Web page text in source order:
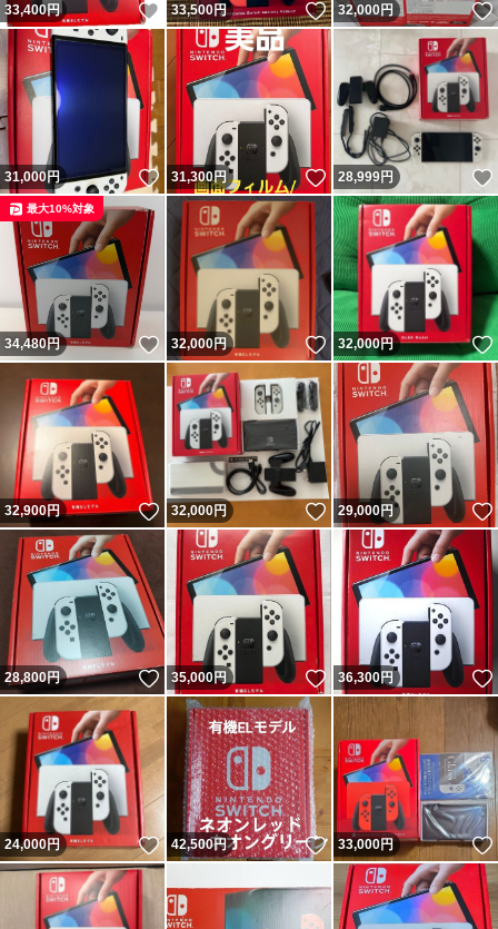
33,400円 いいね！
33,500円 いいね！
32,000円
31,000円 いいね！
31,300円 いいね！
28,999円
34,480円 いいね！
最大10%対象
32,000円 いいね！
32,000円
32,900円 いいね！
32,000円 いいね！
29,000円
28,800円 いいね！
35,000円 いいね！
36,300円
24,000円 いいね！
42,500円 いいね！
33,000円